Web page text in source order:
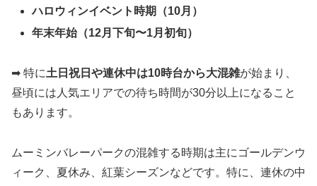
ハロウィンイベント時期（10月）
年末年始（12月下旬〜1月初旬）
➡ 特に土日祝日や連休中は10時台から大混雑が始まり、
昼頃には人気エリアでの待ち時間が30分以上になること
もあります。
ムーミンバレーパークの混雑する時期は主にゴールデンウ
ィーク、夏休み、紅葉シーズンなどです。特に、連休の中